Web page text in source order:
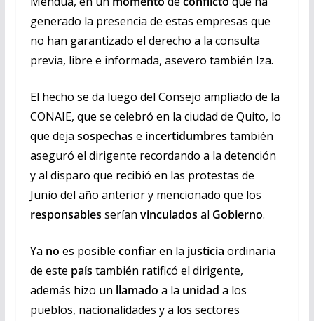
generado la presencia de estas empresas que
no han garantizado el derecho a la consulta
previa, libre e informada, asevero también Iza.
El hecho se da luego del Consejo ampliado de la
CONAIE, que se celebró en la ciudad de Quito, lo
que deja sospechas e incertidumbres también
aseguró el dirigente recordando a la detención
y al disparo que recibió en las protestas de
Junio del año anterior y mencionado que los
responsables serían vinculados al Gobierno.
Ya no es posible confiaren la justicia ordinaria
de este país también ratificó el dirigente,
además hizo un llamado a la unidad a los
pueblos, nacionalidades y a los sectores